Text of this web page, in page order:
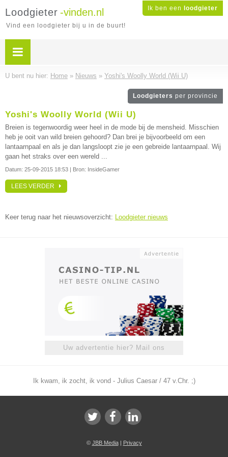
Ik ben een loodgieter
Loodgieter -vinden.nl
Vind een loodgieter bij u in de buurt!
U bent nu hier: Home » Nieuws » Yoshi's Woolly World (Wii U)
Loodgieters per provincie
Yoshi's Woolly World (Wii U)
Breien is tegenwoordig weer heel in de mode bij de mensheid. Misschien
heb je ooit van wild breien gehoord? Dan brei je bijvoorbeeld om een
lantaarnpaal en als je dan langsloopt zie je een gebreide lantaarnpaal. Wij
gaan het straks over een wereld ...
Datum: 25-09-2015 18:53 | Bron: InsideGamer
LEES VERDER
Keer terug naar het nieuwsoverzicht: Loodgieter nieuws
Uw advertentie hier? Mail ons
Ik kwam, ik zocht, ik vond - Julius Caesar / 47 v.Chr. ;)
© JBB Media| Privacy